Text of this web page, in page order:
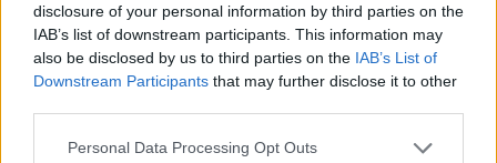
disclosure of your personal information by third parties on the
IAB’s list of downstream participants. This information may
also be disclosed by us to third parties on the IAB’s List of
Downstream Participants that may further disclose it to other
Personal Data Processing Opt Outs
Εσύ μπήκες στο E-Daily.gr; Τα νέα της ημέρας
και ότι σου κάνει κλικ!
Ακολουθήστε το E-Radio.gr και στο Instagram
ΔΙΑΦΗΜΙΣΗ